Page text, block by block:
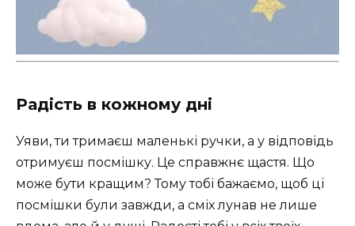
Радість в кожному дні
Уяви, ти тримаєш маленькі ручки, а у відповідь
отримуєш посмішку. Це справжнє щастя. Що
може бути кращим? Тому тобі бажаємо, щоб ці
посмішки були завжди, а сміх лунав не лише